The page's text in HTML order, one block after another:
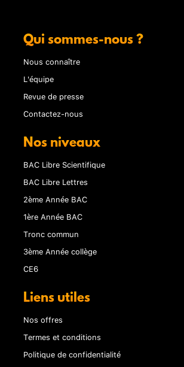
Qui sommes-nous ?
Nous connaître
L'équipe
Revue de presse
Contactez-nous
Nos niveaux
BAC Libre Scientifique
BAC Libre Lettres
2ème Année BAC
1ère Année BAC
Tronc commun
3ème Année collège
CE6
Liens utiles
Nos offres
Termes et conditions
Politique de confidentialité